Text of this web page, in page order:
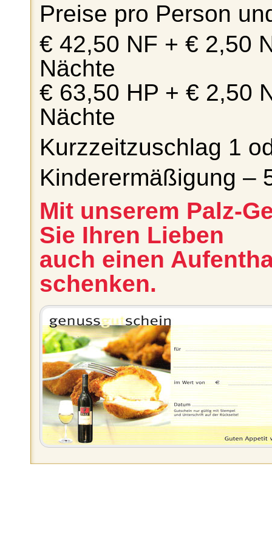
Preise pro Person
€ 42,50 NF + € 2,50
Nächte
€ 63,50 HP + € 2,50
Nächte
Kurzzeitzuschlag 1
Kinderermäßigung –
Mit unserem Palz-
Sie Ihren Lieben
auch einen
schenken.